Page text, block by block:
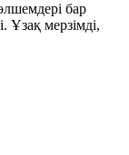
бар
Ұзақ мерзімді,